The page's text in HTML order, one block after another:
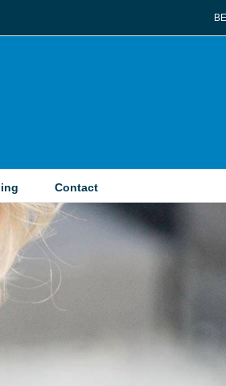
Contact